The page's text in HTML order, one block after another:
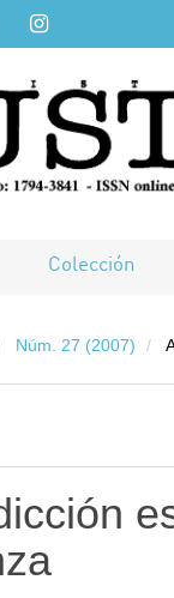
Colección
Núm. 27 (2007)